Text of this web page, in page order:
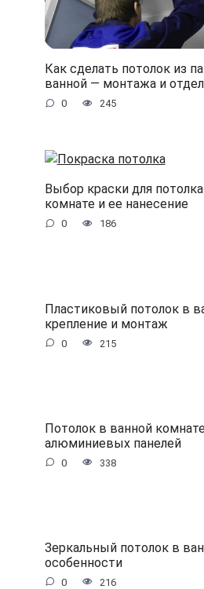
Как сделать потолок из
ванной — монтажа и
0 245
Выбор краски для
комнате и ее нанесение
0 186
Пластиковый потолок в
крепление и монтаж
0 215
Потолок в ванной
алюминиевых панелей
0 338
Зеркальный потолок в
особенности
0 216